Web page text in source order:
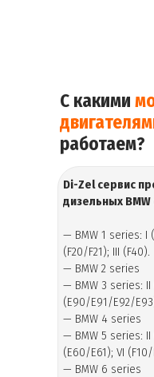
С какими
работаем?
Di-Zel сервис
дизельных
— BMW 1 series: I
(F20/F21); III (F40).
— BMW 2 series
— BMW 3 series: II
(E90/E91/E92/
— BMW 4 series
— BMW 5 series: II
(E60/E61); VI
— BMW 6 series